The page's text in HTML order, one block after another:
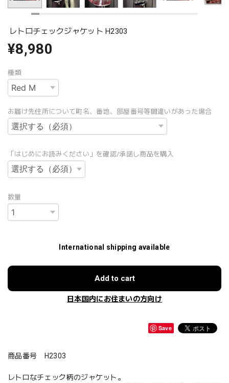
レトロチェックジャケット H2303
¥8,980
種類
お届け先住所について町名、番地、部屋番号等間違いがあった場合
「はじめにお読みください」を確認/承諾し商品を購入
数量
International shipping available
Add to cart
日本国内にお住まいの方向け
Save
商品番号 H2303
レトロなチェック柄のジャケット。